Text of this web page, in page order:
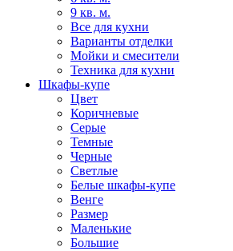
9 кв. м.
Все для кухни
Варианты отделки
Мойки и смесители
Техника для кухни
Шкафы-купе
Цвет
Коричневые
Серые
Темные
Черные
Светлые
Белые шкафы-купе
Венге
Размер
Маленькие
Большие